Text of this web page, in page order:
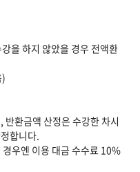
을 하지 않았을 경우 전액환
반환금액 산정은 수강한 차시
합니다.
우엔 이용 대금 수수료 10%